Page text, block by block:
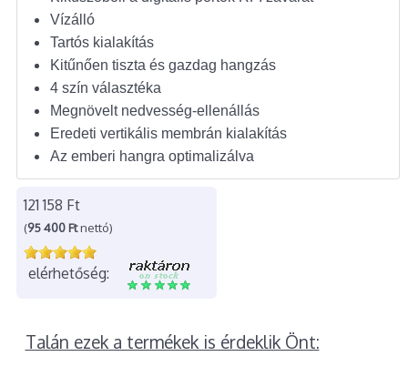
Vízálló
Tartós kialakítás
Kitűnően tiszta és gazdag hangzás
4 szín választéka
Megnövelt nedvesség-ellenállás
Eredeti vertikális membrán kialakítás
Az emberi hangra optimalizálva
121 158 Ft
(95 400 Ftnettó)
elérhetőség:
Talán ezek a termékek is érdeklik Önt: